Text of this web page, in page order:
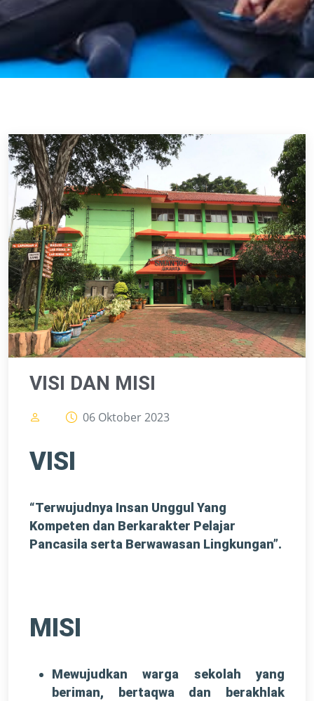
VISI DAN MISI
06 Oktober 2023
VISI
“Terwujudnya Insan Unggul Yang
Kompeten dan Berkarakter Pelajar
Pancasila serta Berwawasan Lingkungan”.
MISI
Mewujudkan warga sekolah yang
beriman, bertaqwa dan berakhlak